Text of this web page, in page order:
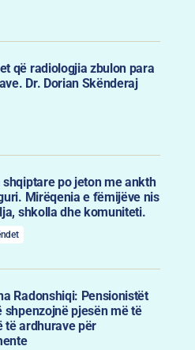
që radiologjia zbulon para
Dr. Dorian Skënderaj
shqiptare po jeton me ankth
Mirëqenia e fëmijëve nis
shkolla dhe komuniteti.
Radonshiqi: Pensionistët
shpenzojnë pjesën më të
të ardhurave për